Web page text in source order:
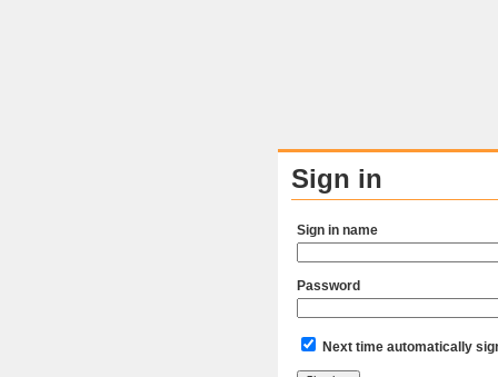
Sign in
Sign in name
Password
Next time automatically